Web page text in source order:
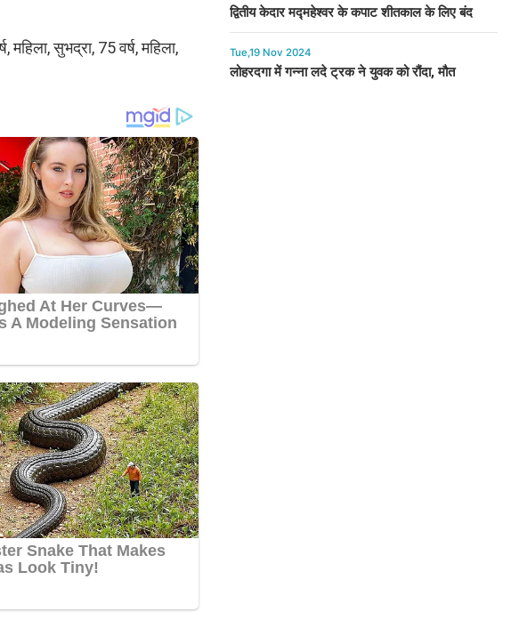
सुभद्रा, 75 वर्ष, महिला,
द्वितीय केदार मद्महेश्वर के कपाट शीतकाल के लिए बंद
Tue,19 Nov 2024
लोहरदगा में गन्ना लदे ट्रक ने युवक को रौंदा, मौत